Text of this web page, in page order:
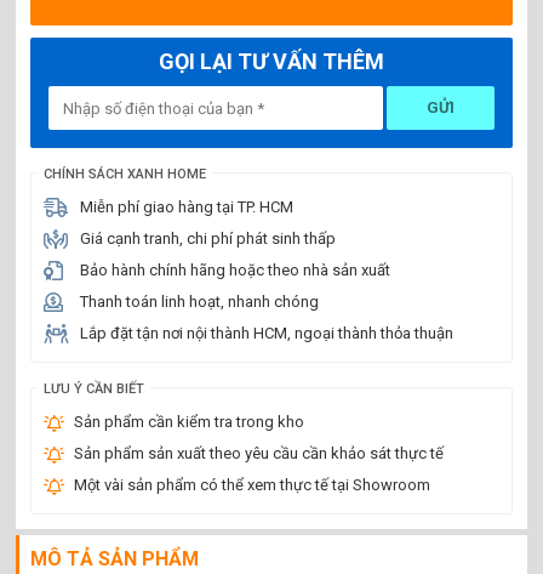
GỌI LẠI TƯ VẤN THÊM
GỬI
CHÍNH SÁCH XANH HOME
Miễn phí giao hàng tại TP. HCM
Giá cạnh tranh, chi phí phát sinh thấp
Bảo hành chính hãng hoặc theo nhà sản xuất
Thanh toán linh hoạt, nhanh chóng
Lắp đặt tận nơi nội thành HCM, ngoại thành thỏa thuận
LƯU Ý CẦN BIẾT
Sản phẩm cần kiểm tra trong kho
Sản phẩm sản xuất theo yêu cầu cần khảo sát thực tế
Một vài sản phẩm có thể xem thực tế tại Showroom
MÔ TẢ SẢN PHẨM